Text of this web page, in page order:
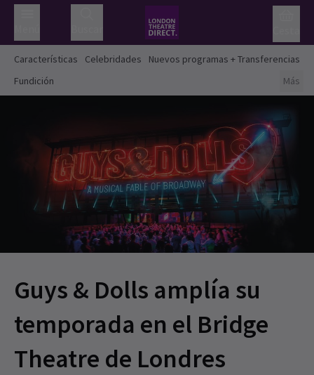
Características Celebridades
Nuevos programas + Transferencias
Fundición
Más
Guys & Dolls amplía su
temporada en el Bridge
Theatre de Londres